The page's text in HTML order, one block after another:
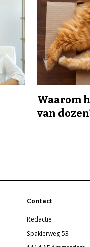
Waarom
van
Contact
Redactie
Spaklerweg 53